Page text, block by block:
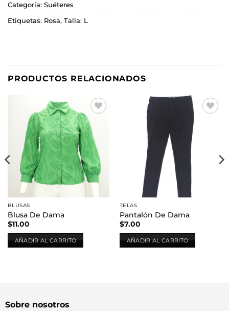
Categoría: Suéteres
Etiquetas: Rosa, Talla: L
PRODUCTOS RELACIONADOS
Añadir
a la
lista de
deseos
BLUSAS
Blusa De Dama
$11.00
AÑADIR AL CARRITO
TELAS
Pantalón De Dama
$7.00
AÑADIR AL CARRITO
Sobre nosotros